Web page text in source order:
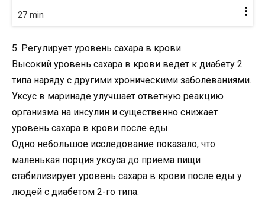
27 min
5. Регулирует уровень сахара в крови
Высокий уровень сахара в крови ведет к диабету 2
типа наряду с другими хроническими заболеваниями.
Уксус в маринаде улучшает ответную реакцию
организма на инсулин и существенно снижает
уровень сахара в крови после еды.
Одно небольшое исследование показало, что
маленькая порция уксуса до приема пищи
стабилизирует уровень сахара в крови после еды у
людей с диабетом 2-го типа.